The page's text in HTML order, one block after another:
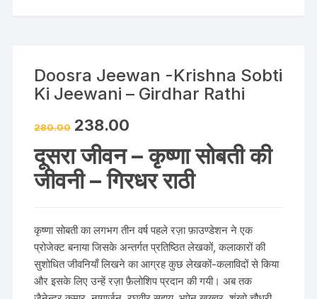
Doosra Jeewan -Krishna Sobti
Ki Jeewani – Girdhar Rathi
280.00 238.00
दूसरा जीवन – कृष्णा सोबती की
जीवनी – गिरधर राठी
कृष्णा सोबती का लगभग तीन वर्ष पहले रज़ा फ़ाउण्डेशन ने एक
प्रोजेक्ट बनाया जिसके अन्तर्गत प्रतिष्ठित लेखकों, कलाकारों की
सुशोधित जीवनियाँ लिखने का आग्रह कुछ लेखकों-कलाविदों से किया
और इसके लिए उन्हें रज़ा फ़ैलोशिप प्रदान की गयी। अब तक